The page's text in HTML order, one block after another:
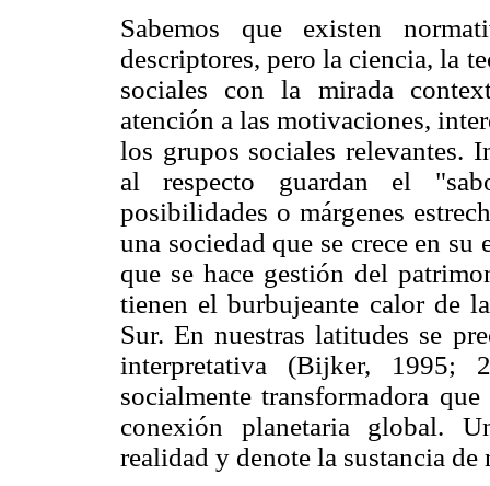
Sabemos que existen
descriptores, pero la ciencia, la
sociales con la mirada
atención a las motivaciones,
los grupos sociales relevantes.
al respecto guardan el
posibilidades o márgenes
una sociedad que se crece en
que se hace gestión del
tienen el burbujeante calor de
Sur. En nuestras latitudes se
interpretativa (Bijker, 1995;
socialmente transformadora
conexión planetaria global.
realidad y denote la sustancia